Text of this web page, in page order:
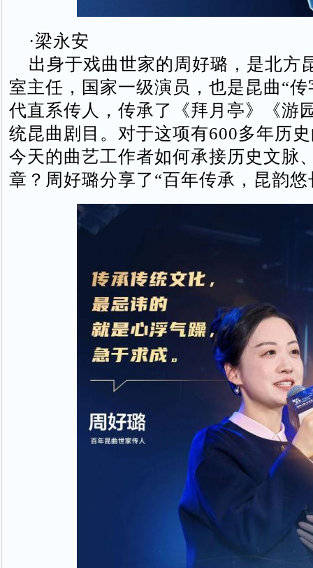
·梁永安
出身于戏曲世家的周好璐，是北方
室主任，国家一级演员，也是昆曲“
代直系传人，传承了《拜月亭》《游
统昆曲剧目。对于这项有600多年历
今天的曲艺工作者如何承接历史文脉
章？周好璐分享了“百年传承，昆韵悠